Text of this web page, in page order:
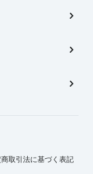
取引法に基づく表記